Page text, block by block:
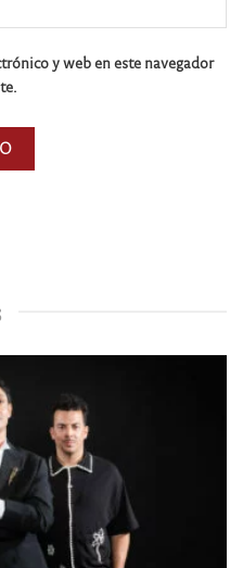
y web en este navegador